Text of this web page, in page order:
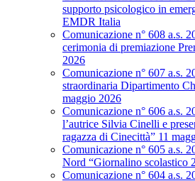
supporto psicologico in
EMDR Italia
Comunicazione n° 608 a.s.
cerimonia di premiazione
2026
Comunicazione n° 607 a.s.
straordinaria Dipartimento
maggio 2026
Comunicazione n° 606 a.s.
l’autrice Silvia Cinelli e
ragazza di Cinecittà” 11
Comunicazione n° 605 a.s.
Nord “Giornalino scolastico
Comunicazione n° 604 a.s.